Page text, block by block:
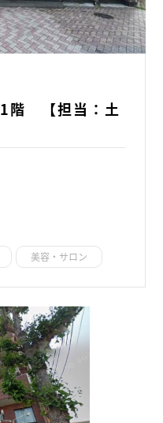
階 【担当：土
美容・サロン